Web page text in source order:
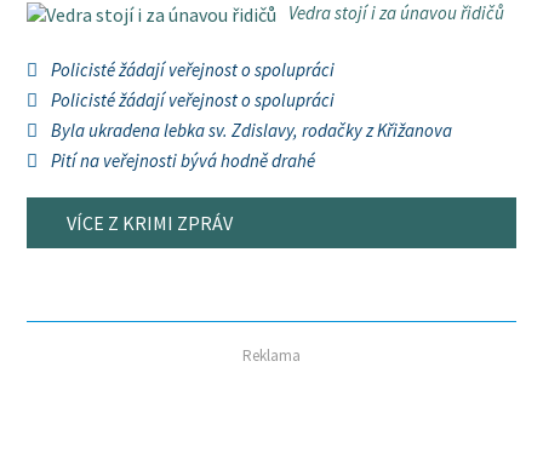
Vedra stojí i za únavou řidičů
Policisté žádají veřejnost o spolupráci
Policisté žádají veřejnost o spolupráci
Byla ukradena lebka sv. Zdislavy, rodačky z Křižanova
Pití na veřejnosti bývá hodně drahé
VÍCE Z KRIMI ZPRÁV
Reklama